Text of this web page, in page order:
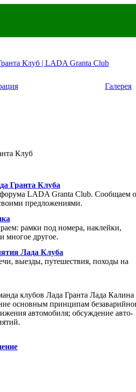
Клуб | LADA Granta Club
Галерея
Клуб
Гранта Клуба
LADA Granta Club. Сообщаем
предложениями.
рамки под номера, наклейки,
многое другое.
Лада Клуба
выезды, путешествия, походы на
клубов Лада Гранта Лада Калина
основным принципам
автомобиля; обсуждение авто-